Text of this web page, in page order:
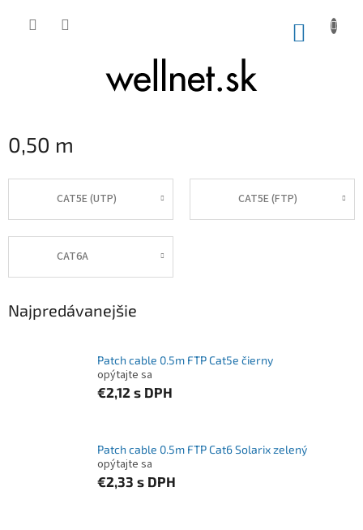
0,50 m
CAT5E (UTP) CAT5E (FTP)
CAT6A
Najpredávanejšie
Patch cable 0.5m FTP Cat5e čierny
opýtajte sa
€2,12 s DPH
Patch cable 0.5m FTP Cat6 Solarix zelený
opýtajte sa
€2,33 s DPH